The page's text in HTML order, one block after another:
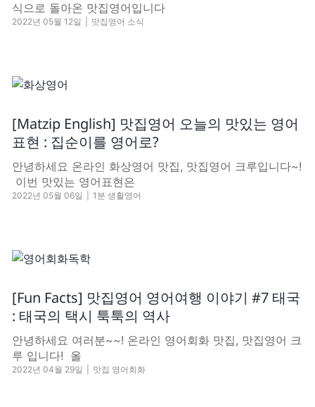
식으로 돌아온 맛집영어입니다
2022년 05월 12일 맛집영어 소식
[Matzip English] 맛집영어 오늘의 맛있는 영어
표현 : 집순이를 영어로?
안녕하세요 온라인 화상영어 맛집, 맛집영어 크루입니다~!
​ 이번 맛있는 영어표현은
2022년 05월 06일 1분 생활영어
[Fun Facts] 맛집영어 영어여행 이야기 #7 태국
: 태국의 택시 툭툭의 역사
안녕하세요 여러분~~! 온라인 영어회화 맛집, 맛집영어 크
루 입니다! ​ 올
2022년 04월 29일 맛집 영어회화